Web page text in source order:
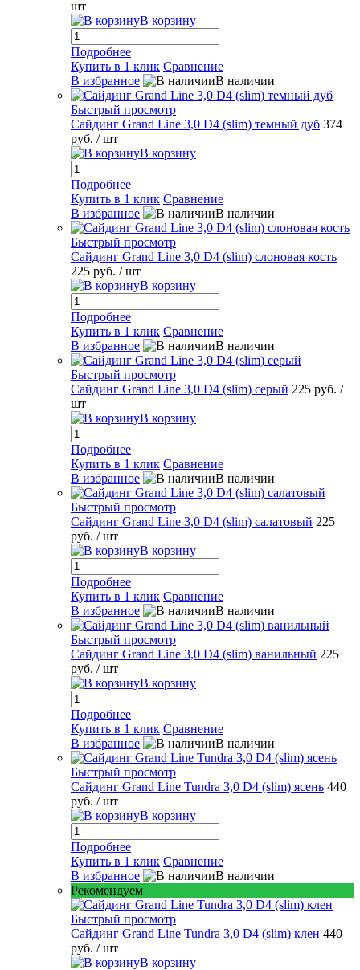
шт
В корзину
Подробнее
Купить в 1 клик Сравнение
В избранное
В наличии
Быстрый просмотр
Сайдинг Grand Line 3,0 D4 (slim) темный дуб 374
руб. / шт
В корзину
Подробнее
Купить в 1 клик Сравнение
В избранное
В наличии
Быстрый просмотр
Сайдинг Grand Line 3,0 D4 (slim) слоновая кость
225 руб. / шт
В корзину
Подробнее
Купить в 1 клик Сравнение
В избранное
В наличии
Быстрый просмотр
Сайдинг Grand Line 3,0 D4 (slim) серый 225 руб. /
шт
В корзину
Подробнее
Купить в 1 клик Сравнение
В избранное
В наличии
Быстрый просмотр
Сайдинг Grand Line 3,0 D4 (slim) салатовый 225
руб. / шт
В корзину
Подробнее
Купить в 1 клик Сравнение
В избранное
В наличии
Быстрый просмотр
Сайдинг Grand Line 3,0 D4 (slim) ванильный 225
руб. / шт
В корзину
Подробнее
Купить в 1 клик Сравнение
В избранное
В наличии
Быстрый просмотр
Сайдинг Grand Line Tundra 3,0 D4 (slim) ясень 440
руб. / шт
В корзину
Подробнее
Купить в 1 клик Сравнение
В избранное
В наличии
Рекомендуем
Быстрый просмотр
Сайдинг Grand Line Tundra 3,0 D4 (slim) клен 440
руб. / шт
В корзину